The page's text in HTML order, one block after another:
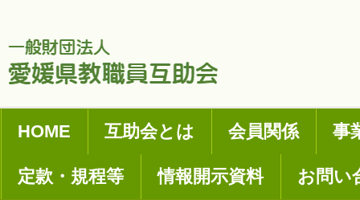
HOME 互助会とは 会員関係 事
定款・規程等 情報開示資料 お問い